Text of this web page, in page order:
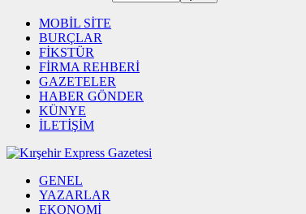
MOBİL SİTE
BURÇLAR
FİKSTÜR
FİRMA REHBERİ
GAZETELER
HABER GÖNDER
KÜNYE
İLETİŞİM
GENEL
YAZARLAR
EKONOMİ